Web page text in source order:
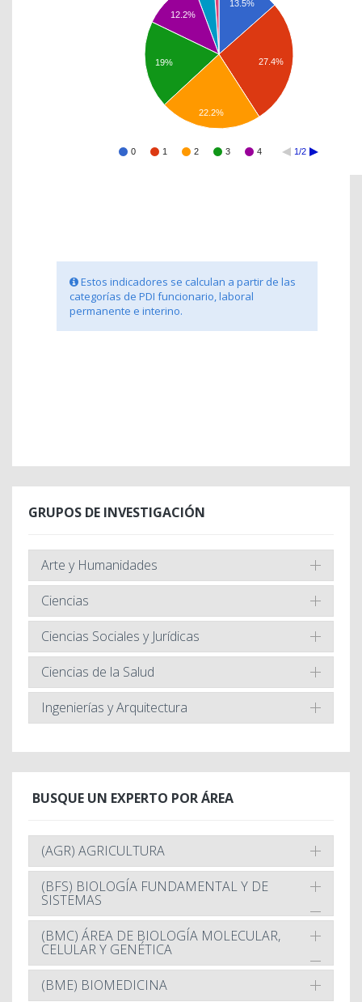
0 1 2 3 4 1/2
13.5%
27.4%
12.2%
19%
22.2%
Estos indicadores se calculan a partir de las
categorías de PDI funcionario, laboral
permanente e interino.
GRUPOS DE INVESTIGACIÓN
Arte y Humanidades
Ciencias
Ciencias Sociales y Jurídicas
Ciencias de la Salud
Ingenierías y Arquitectura
BUSQUE UN EXPERTO POR ÁREA
(AGR) AGRICULTURA
(BFS) BIOLOGÍA FUNDAMENTAL Y DE
SISTEMAS
(BMC) ÁREA DE BIOLOGÍA MOLECULAR,
CELULAR Y GENÉTICA
(BME) BIOMEDICINA